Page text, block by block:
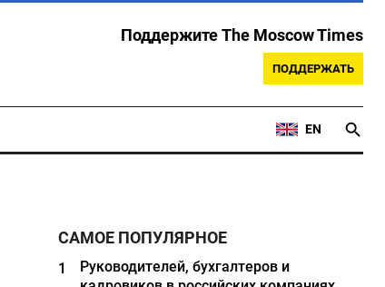
Поддержите The Moscow Times
ПОДДЕРЖАТЬ
EN
САМОЕ ПОПУЛЯРНОЕ
1
Руководителей, бухгалтеров и